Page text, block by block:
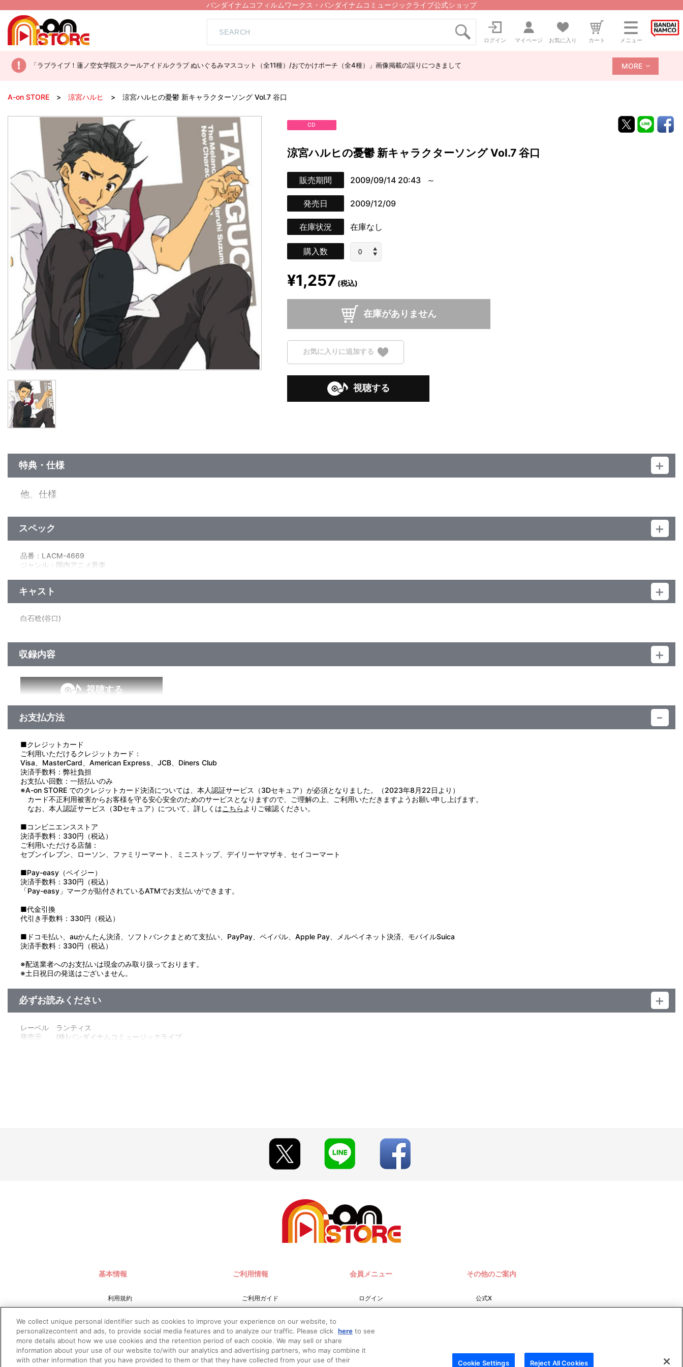
バンダイナムコフィルムワークス・バンダイナムコミュージックライブ公式ショップ
ログイン マイページ お気に入り カート メニュー
「ラブライブ！蓮ノ空女学院スクールアイドルクラブ ぬいぐるみマスコット（全11種）/おでかけポーチ（全4種）」画像掲載の誤りにつきまして MORE
A-on STORE 涼宮ハルヒ 涼宮ハルヒの憂鬱 新キャラクターソング Vol.7 谷口
CD
涼宮ハルヒの憂鬱 新キャラクターソング Vol.7 谷口
販売期間 2009/09/14 20:43
発売日 2009/12/09
在庫状況 在庫なし
購入数
¥1,257 (税込)
在庫がありません
お気に入りに追加する
視聴する
特典・仕様
他、仕様
スペック
品番：LACM-4669
ジャンル：国内アニメ音楽
キャスト
白石稔(谷口)
収録内容
視聴する
＜収録曲＞
2：友達としてはソレが
3：人生の主役コール！ （ｏｆｆ ｖｏｃａｌ）
4：友達としてはソレが （ｏｆｆ ｖｏｃａｌ）
お支払方法
■クレジットカード
ご利用いただけるクレジットカード：
Visa、MasterCard、American Express、JCB、Diners Club
決済手数料：弊社負担
お支払い回数：一括払いのみ
※A-on STORE でのクレジットカード決済については、本人認証サービス（3Dセキュア）が必須となりました。（2023年8月22日より）
カード不正利用被害からお客様を守る安心安全のためのサービスとなりますので、ご理解の上、ご利用いただきますようお願い申し上げます。
なお、本人認証サービス（3Dセキュア）について、詳しくはこちら よりご確認ください。
■コンビニエンスストア
決済手数料：330円（税込）
ご利用いただける店舗：
セブンイレブン、ローソン、ファミリーマート、ミニストップ、デイリーヤマザキ、セイコーマート
■Pay-easy（ペイジー）
決済手数料：330円（税込）
「Pay-easy」マークが貼付されているATMでお支払いができます。
■代金引換
代引き手数料：330円（税込）
■ドコモ払い、auかんたん決済、ソフトバンクまとめて支払い、PayPay、ペイパル、Apple Pay、メルペイネット決済、モバイルSuica
決済手数料：330円（税込）
※配送業者へのお支払いは現金のみ取り扱っております。
※土日祝日の発送はございません。
必ずお読みください
レーベル ランティス
発売元 (株)バンダイナムコミュージックライブ
基本情報
利用規約
プライバシーポリシー
プライバシーオプション
会社概要
ご利用情報
ご利用ガイド
お問い合わせ
推奨環境
Do Not Sell or Share My
Personal Information
会員メニュー
ログイン
新規会員登録
その他のご案内
公式X
We collect unique personal identifier such as cookies to improve your experience on our website, to
personalizecontent and ads, to provide social media features and to analyze our traffic. Please click here to see
more details about how we use cookies and the retention period of each cookie. We may sell or share
information about your use of our website to/with our analytics and advertising partners, who may combine it
with other information that you have provided to them or that they have collected from your use of their
Cookie Settings Reject All Cookies